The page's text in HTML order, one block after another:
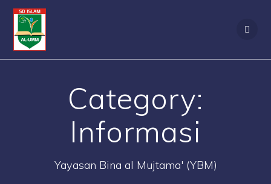
Category:
Informasi
Yayasan Bina al Mujtama' (YBM)